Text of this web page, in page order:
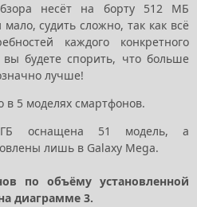
несёт на борту 512 МБ
судить сложно, так как всё
каждого конкретного
будете спорить, что больше
лучше!
в 5 моделях смартфонов.
оснащена 51 модель, а
лишь в Galaxy Mega.
по объёму установленной
диаграмме 3.